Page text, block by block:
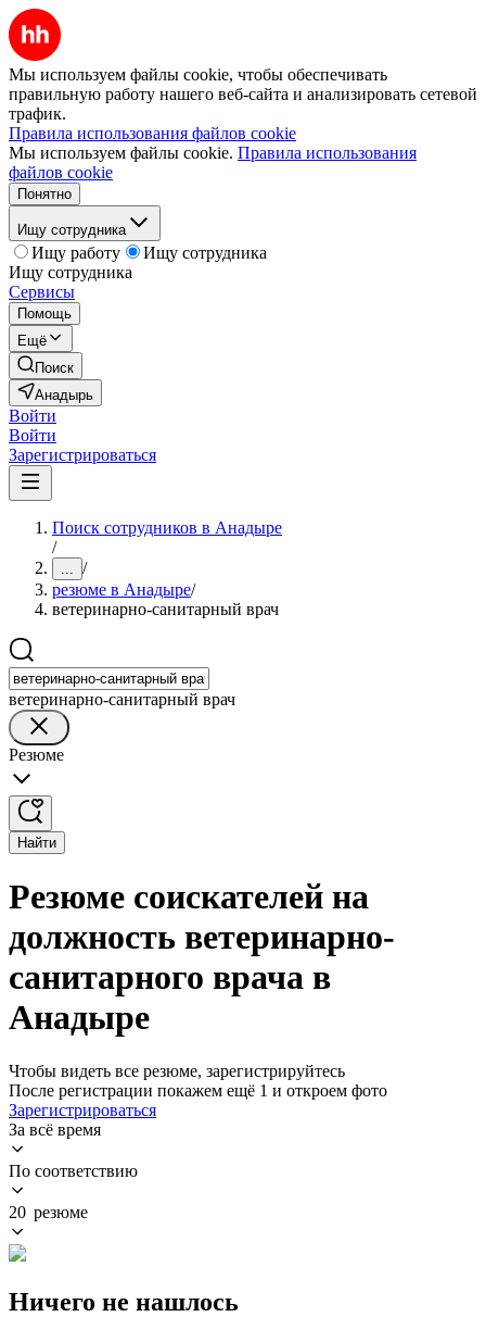
Мы используем файлы cookie, чтобы обеспечивать
правильную работу нашего веб-сайта и анализировать сетевой
трафик.
Правила использования файлов cookie
Мы используем файлы cookie. Правила использования
файлов cookie
Понятно
Ищу сотрудника
Ищу работу
Ищу сотрудника
Ищу сотрудника
Сервисы
Помощь
Ещё
Поиск
Анадырь
Войти
Войти
Зарегистрироваться
Поиск сотрудников в Анадыре
/
... /
резюме в Анадыре/
ветеринарно-санитарный врач
ветеринарно-санитарный врач
Резюме
Найти
Резюме соискателей на
должность ветеринарно-
санитарного врача в
Анадыре
Чтобы видеть все резюме, зарегистрируйтесь
После регистрации покажем ещё 1 и откроем фото
Зарегистрироваться
За всё время
По соответствию
20 резюме
Ничего не нашлось